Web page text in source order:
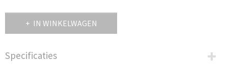
IN WINKELWAGEN
Specificaties